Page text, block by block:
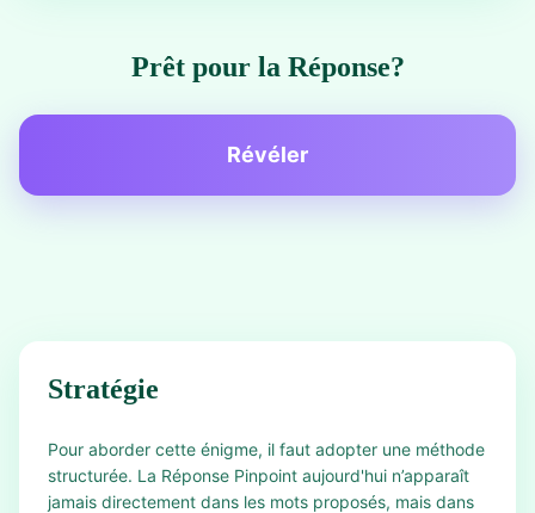
Prêt pour la Réponse?
Révéler
Stratégie
Pour aborder cette énigme, il faut adopter une méthode
structurée. La Réponse Pinpoint aujourd'hui n’apparaît
jamais directement dans les mots proposés, mais dans